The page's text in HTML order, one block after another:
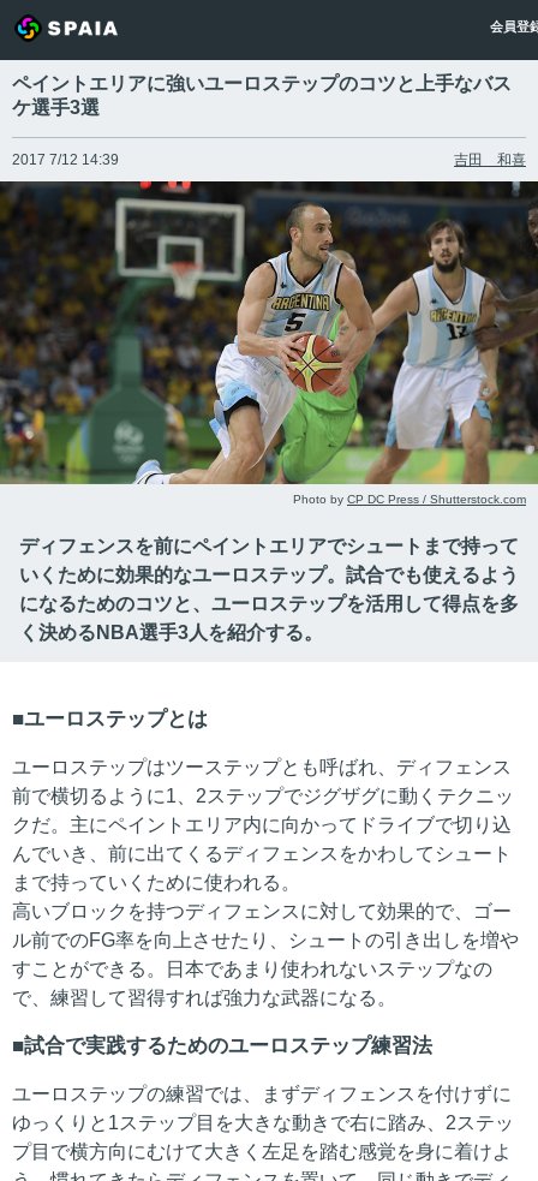
会員登
ペイントエリアに強いユーロステップのコツと上手なバス
ケ選手3選
2017 7/12 14:39 吉田 和喜
Photo by CP DC Press / Shutterstock.com
ディフェンスを前にペイントエリアでシュートまで持って
いくために効果的なユーロステップ。試合でも使えるよう
になるためのコツと、ユーロステップを活用して得点を多
く決めるNBA選手3人を紹介する。
ユーロステップとは
ユーロステップはツーステップとも呼ばれ、ディフェンス
前で横切るように1、2ステップでジグザグに動くテクニッ
クだ。主にペイントエリア内に向かってドライブで切り込
んでいき、前に出てくるディフェンスをかわしてシュート
まで持っていくために使われる。
高いブロックを持つディフェンスに対して効果的で、ゴー
ル前でのFG率を向上させたり、シュートの引き出しを増や
すことができる。日本であまり使われないステップなの
で、練習して習得すれば強力な武器になる。
試合で実践するためのユーロステップ練習法
ユーロステップの練習では、まずディフェンスを付けずに
ゆっくりと1ステップ目を大きな動きで右に踏み、2ステッ
プ目で横方向にむけて大きく左足を踏む感覚を身に着けよ